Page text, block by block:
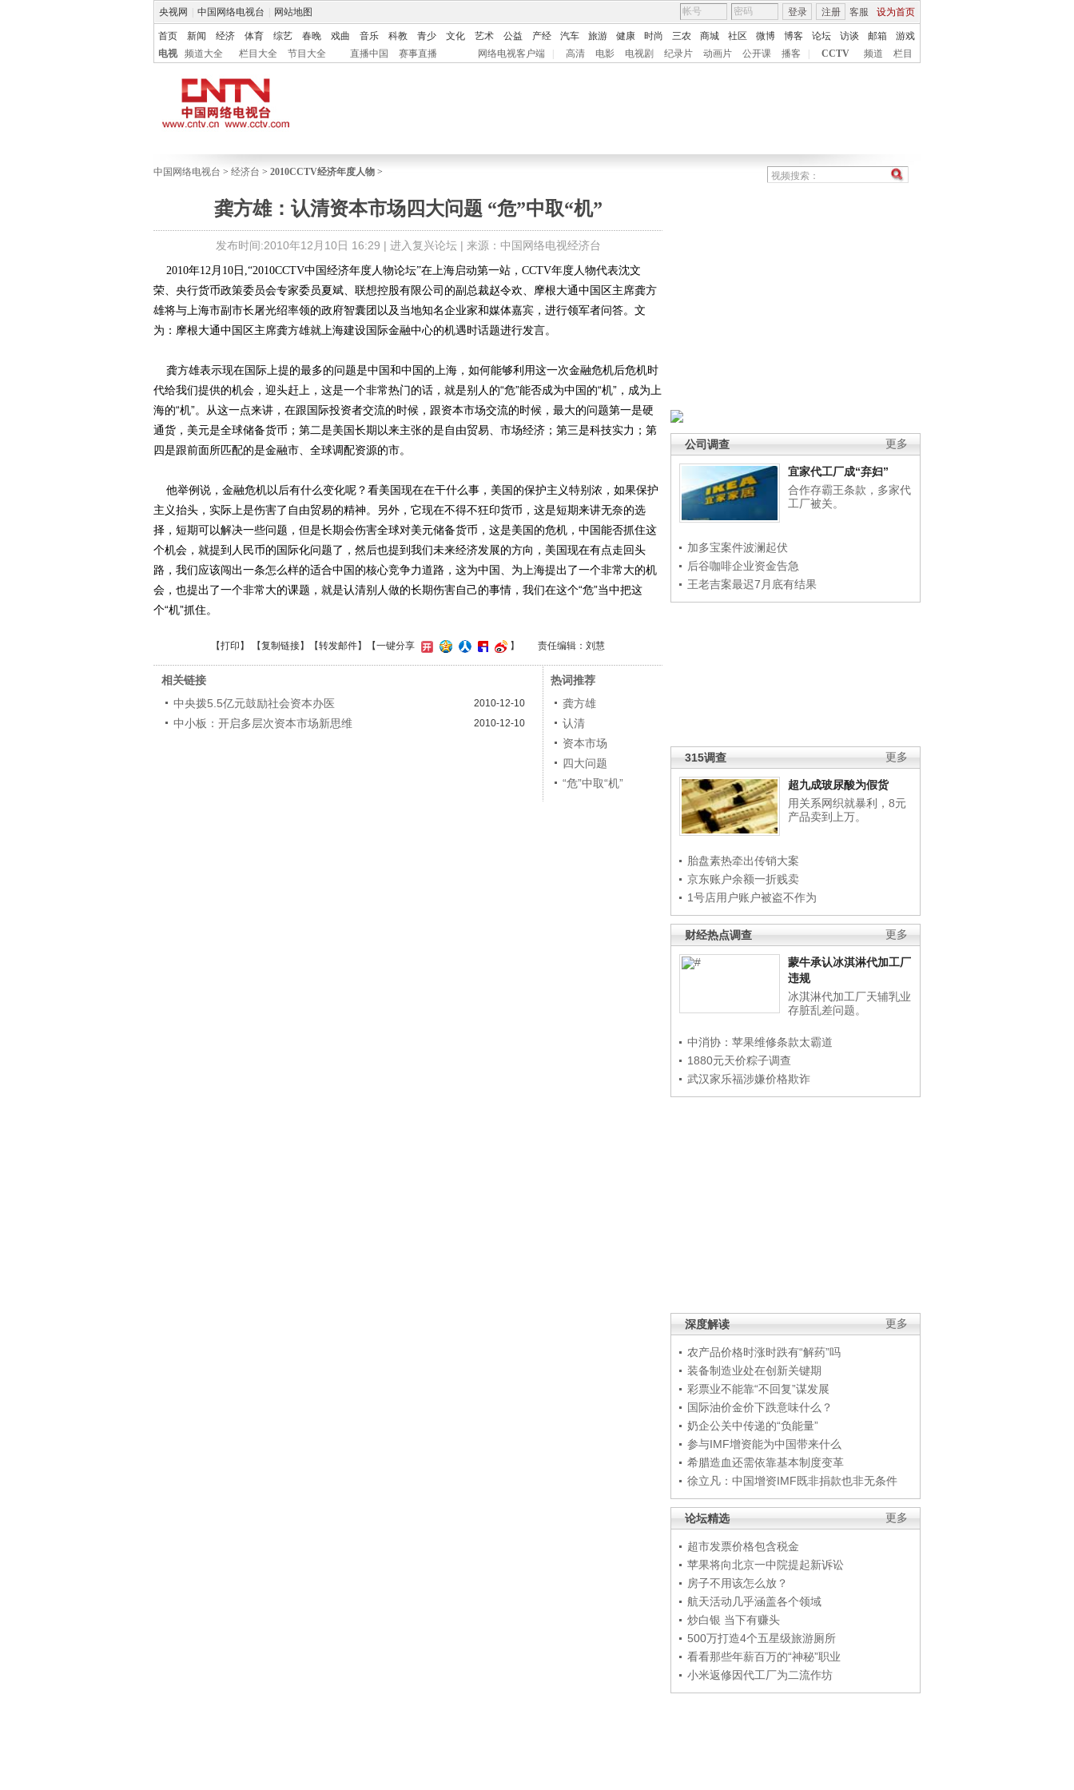
央视网 中国网络电视台 网站地图 客服 设为首页
登录 注册
首页 新闻 经济 体育 综艺 春晚 戏曲 音乐 科教 青少 文化 艺术 公益 产经 汽车 旅游 健康 时尚 三农 商城 社区 微博 博客 论坛 访谈 邮箱
游戏
电视
频道大全 栏目大全 节目大全 直播中国 赛事直播 网络电视客户端 高清 电影 电视剧 纪录片 动画片 公开课 播客 CCTV 频道 栏目
中国网络电视台 > 经济台 > 2010CCTV经济年度人物 >
龚方雄：认清资本市场四大问题 “危”中取“机”
发布时间:2010年12月10日 16:29 | 进入复兴论坛| 来源：中国网络电视经济台
更多
公司调查
宜家代工厂成“弃妇”
合作存霸王条款，多家代
工厂被关。
加多宝案件波澜起伏
后谷咖啡企业资金告急
王老吉案最迟7月底有结果
更多
315调查
超九成玻尿酸为假货
用关系网织就暴利，8元
产品卖到上万。
胎盘素热牵出传销大案
京东账户余额一折贱卖
1号店用户账户被盗不作为
更多
财经热点调查
蒙牛承认冰淇淋代加工厂
违规
冰淇淋代加工厂天辅乳业
存脏乱差问题。
中消协：苹果维修条款太霸道
1880元天价粽子调查
武汉家乐福涉嫌价格欺诈
更多
深度解读
农产品价格时涨时跌有“解药”吗
装备制造业处在创新关键期
彩票业不能靠“不回复”谋发展
国际油价金价下跌意味什么？
奶企公关中传递的“负能量”
参与IMF增资能为中国带来什么
希腊造血还需依靠基本制度变革
徐立凡：中国增资IMF既非捐款也非无条件
更多
论坛精选
超市发票价格包含税金
苹果将向北京一中院提起新诉讼
房子不用该怎么放？
航天活动几乎涵盖各个领域
炒白银 当下有赚头
500万打造4个五星级旅游厕所
看看那些年薪百万的“神秘”职业
小米返修因代工厂为二流作坊
2010年12月10日,“2010CCTV中国经济年度人物论坛”在上海启动第一站，CCTV年度人物代表沈文
荣、央行货币政策委员会专家委员夏斌、联想控股有限公司的副总裁赵令欢、摩根大通中国区主席龚方
雄将与上海市副市长屠光绍率领的政府智囊团以及当地知名企业家和媒体嘉宾，进行领军者问答。文
为：摩根大通中国区主席龚方雄就上海建设国际金融中心的机遇时话题进行发言。
龚方雄表示现在国际上提的最多的问题是中国和中国的上海，如何能够利用这一次金融危机后危机时
代给我们提供的机会，迎头赶上，这是一个非常热门的话，就是别人的“危”能否成为中国的“机”，成为上
海的“机”。从这一点来讲，在跟国际投资者交流的时候，跟资本市场交流的时候，最大的问题第一是硬
通货，美元是全球储备货币；第二是美国长期以来主张的是自由贸易、市场经济；第三是科技实力；第
四是跟前面所匹配的是金融市、全球调配资源的市。
他举例说，金融危机以后有什么变化呢？看美国现在在干什么事，美国的保护主义特别浓，如果保护
主义抬头，实际上是伤害了自由贸易的精神。另外，它现在不得不狂印货币，这是短期来讲无奈的选
择，短期可以解决一些问题，但是长期会伤害全球对美元储备货币，这是美国的危机，中国能否抓住这
个机会，就提到人民币的国际化问题了，然后也提到我们未来经济发展的方向，美国现在有点走回头
路，我们应该闯出一条怎么样的适合中国的核心竞争力道路，这为中国、为上海提出了一个非常大的机
会，也提出了一个非常大的课题，就是认清别人做的长期伤害自己的事情，我们在这个“危”当中把这
个“机”抓住。
【打印 】 【复制链接】【转发邮件】 【一键分享 】 责任编辑：刘慧
相关链接
中央拨5.5亿元鼓励社会资本办医
2010-12-10
中小板：开启多层次资本市场新思维 2010-12-10
热词推荐
龚方雄
认清
资本市场
四大问题
“危”中取“机”